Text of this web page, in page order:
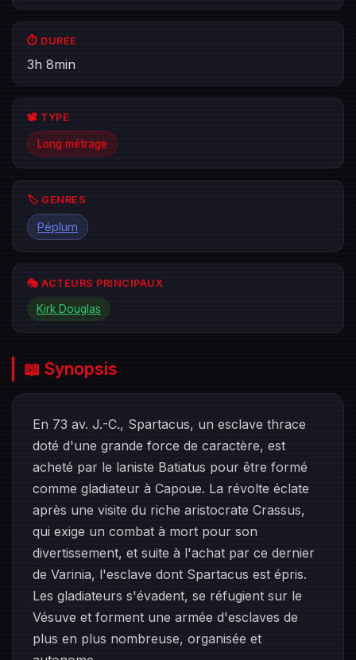
⏱️ DURÉE
3h 8min
📽️ TYPE
Long métrage
🏷️ GENRES
Péplum
🎭 ACTEURS PRINCIPAUX
Kirk Douglas
📖 Synopsis
En 73 av. J.-C., Spartacus, un esclave thrace
doté d'une grande force de caractère, est
acheté par le laniste Batiatus pour être formé
comme gladiateur à Capoue. La révolte éclate
après une visite du riche aristocrate Crassus,
qui exige un combat à mort pour son
divertissement, et suite à l'achat par ce dernier
de Varinia, l'esclave dont Spartacus est épris.
Les gladiateurs s'évadent, se réfugient sur le
Vésuve et forment une armée d'esclaves de
plus en plus nombreuse, organisée et